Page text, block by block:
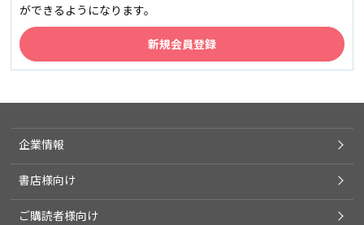
ができるようになります。
企業情報
書店様向け
ご購読者様向け